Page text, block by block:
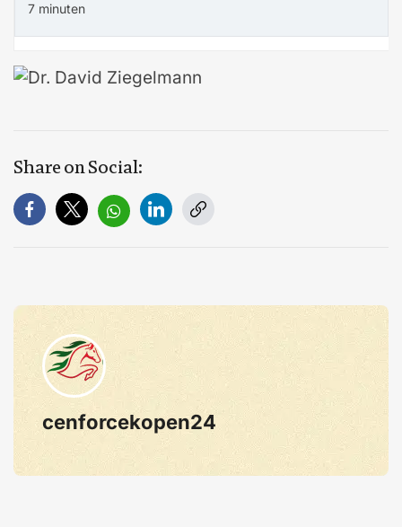
7 minuten
Share on Social:
cenforcekopen24